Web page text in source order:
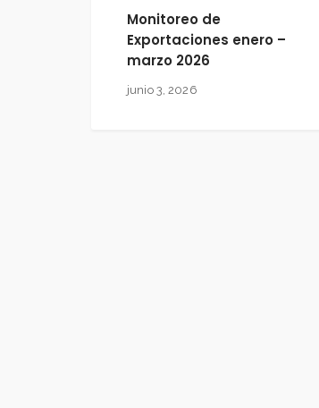
Monitoreo de
Exportaciones enero –
marzo 2026
junio 3, 2026